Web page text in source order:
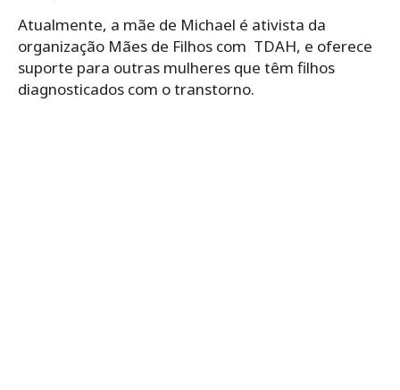
Atualmente, a mãe de Michael é ativista da
organização Mães de Filhos com TDAH, e oferece
suporte para outras mulheres que têm filhos
diagnosticados com o transtorno.